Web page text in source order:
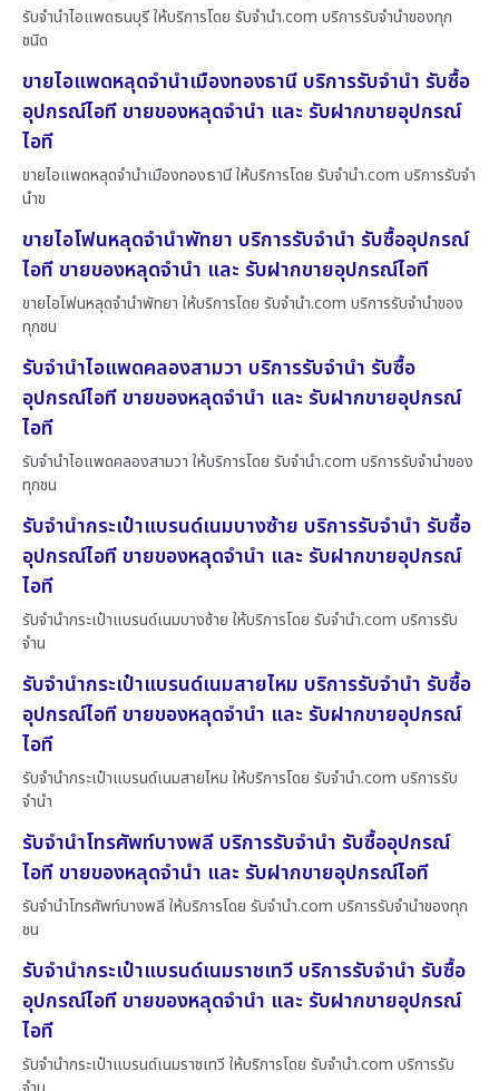
รับจำนำไอแพดธนบุรี ให้บริการโดย รับจํานํา.com บริการรับจำนำของทุก
ชนิด
ขายไอแพดหลุดจำนำเมืองทองธานี บริการรับจำนำ รับซื้อ
อุปกรณ์ไอที ขายของหลุดจำนำ และ รับฝากขายอุปกรณ์
ไอที
ขายไอแพดหลุดจำนำเมืองทองธานี ให้บริการโดย รับจํานํา.com บริการรับจำ
นำข
ขายไอโฟนหลุดจำนำพัทยา บริการรับจำนำ รับซื้ออุปกรณ์
ไอที ขายของหลุดจำนำ และ รับฝากขายอุปกรณ์ไอที
ขายไอโฟนหลุดจำนำพัทยา ให้บริการโดย รับจํานํา.com บริการรับจำนำของ
ทุกชน
รับจำนำไอแพดคลองสามวา บริการรับจำนำ รับซื้อ
อุปกรณ์ไอที ขายของหลุดจำนำ และ รับฝากขายอุปกรณ์
ไอที
รับจำนำไอแพดคลองสามวา ให้บริการโดย รับจํานํา.com บริการรับจำนำของ
ทุกชน
รับจำนำกระเป๋าแบรนด์เนมบางซ้าย บริการรับจำนำ รับซื้อ
อุปกรณ์ไอที ขายของหลุดจำนำ และ รับฝากขายอุปกรณ์
ไอที
รับจำนำกระเป๋าแบรนด์เนมบางซ้าย ให้บริการโดย รับจํานํา.com บริการรับ
จำน
รับจำนำกระเป๋าแบรนด์เนมสายไหม บริการรับจำนำ รับซื้อ
อุปกรณ์ไอที ขายของหลุดจำนำ และ รับฝากขายอุปกรณ์
ไอที
รับจำนำกระเป๋าแบรนด์เนมสายไหม ให้บริการโดย รับจํานํา.com บริการรับ
จำนำ
รับจำนำโทรศัพท์บางพลี บริการรับจำนำ รับซื้ออุปกรณ์
ไอที ขายของหลุดจำนำ และ รับฝากขายอุปกรณ์ไอที
รับจำนำโทรศัพท์บางพลี ให้บริการโดย รับจํานํา.com บริการรับจำนำของทุก
ชน
รับจำนำกระเป๋าแบรนด์เนมราชเทวี บริการรับจำนำ รับซื้อ
อุปกรณ์ไอที ขายของหลุดจำนำ และ รับฝากขายอุปกรณ์
ไอที
รับจำนำกระเป๋าแบรนด์เนมราชเทวี ให้บริการโดย รับจํานํา.com บริการรับ